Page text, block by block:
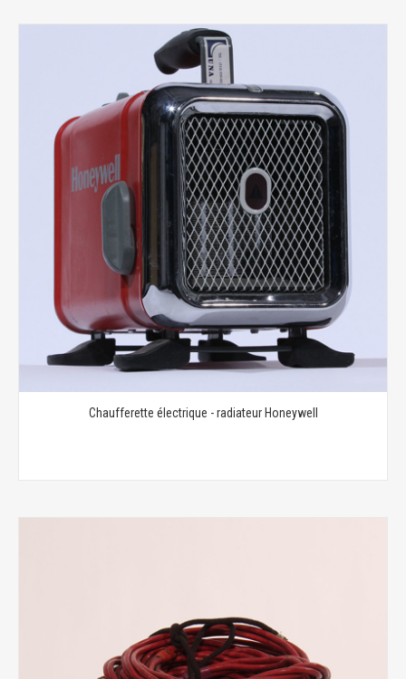
Chaufferette électrique - radiateur Honeywell